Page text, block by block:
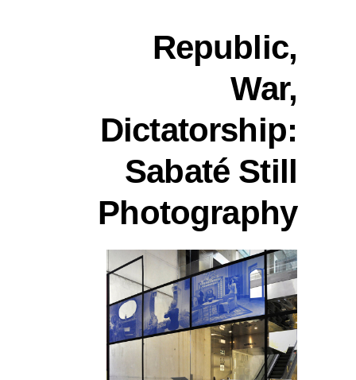
Republic,
War,
Dictatorship:
Sabaté Still
Photography